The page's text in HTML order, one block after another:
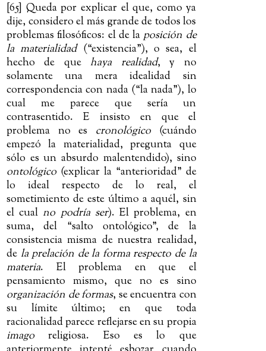
[65] Queda por explicar el que, como ya
dije, considero el más grande de todos los
problemas filosóficos: el de la posición de
la materialidad(“existencia”), o sea, el
hecho de quehaya realidad, y no
solamente una mera idealidad sin
correspondencia con nada (“la nada”), lo
cual me parece que sería un
contrasentido. E insisto en que el
problema no es cronológico(cuándo
empezó la materialidad, pregunta que
sólo es un absurdo malentendido), sino
ontológico(explicar la “anterioridad” de
lo ideal respecto de lo real, el
sometimiento de este último a aquél, sin
el cual no podría ser). El problema, en
suma, del “salto ontológico”, de la
consistencia misma de nuestra realidad,
de la prelación de la forma respecto de la
materia. El problema en que el
pensamiento mismo, que no es sino
organización de formas, se encuentra con
su límite último; en que toda
racionalidad parece reflejarse en su propia
imagoreligiosa. Eso es lo que